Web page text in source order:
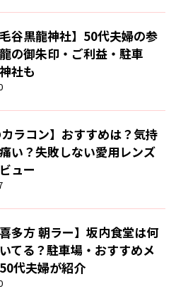
毛谷黒龍神社】50代夫婦の参
の御朱印・ご利益・駐車
社も
カラコン】おすすめは？気持
い？失敗しない愛用レンズ
ュー
喜多方 朝ラー】坂内食堂は何
てる？駐車場・おすすめメ
代夫婦が紹介